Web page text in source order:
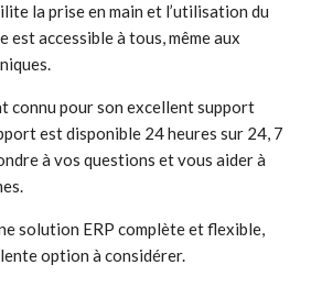
la prise en main et l’utilisation du
est accessible à tous, même aux
connu pour son excellent support
est disponible 24 heures sur 24, 7
à vos questions et vous aider à
solution ERP complète et flexible,
option à considérer.